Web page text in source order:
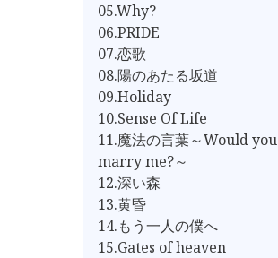
05.Why?
06.PRIDE
07.恋歌
08.陽のあたる坂道
09.Holiday
10.Sense Of Life
11.魔法の言葉～Would you
marry me?～
12.深い森
13.黄昏
14.もう一人の僕へ
15.Gates of heaven